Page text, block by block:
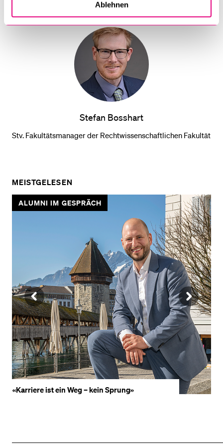
Ablehnen
Stefan Bosshart
Stv. Fakultätsmanager der Rechtwissenschaftlichen Fakultät
MEISTGELESEN
ALUMNI IM GESPRÄCH
«Karriere ist ein Weg – kein Sprung»
VORHERIGE
SLIDE
ANZEIGEN